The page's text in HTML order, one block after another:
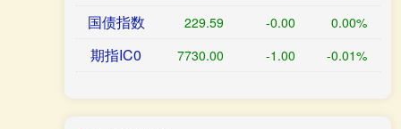
国债指数 229.59 -0.00 0.00%
期指IC0 7730.00 -1.00 -0.01%